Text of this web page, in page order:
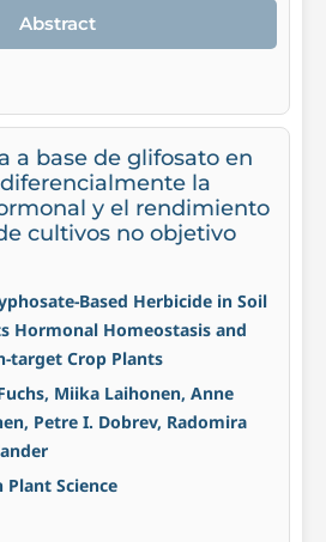
Abstract
a base de glifosato en
la
y el rendimiento
cultivos no objetivo
Based Herbicide in Soil
Hormonal Homeostasis and
target Crop Plants
Miika Laihonen, Anne
Petre I. Dobrev, Radomira
Plant Science